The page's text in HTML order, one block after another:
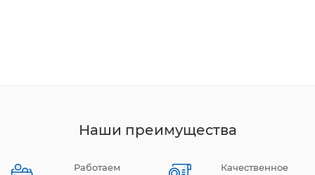
Наши преимущества
Работаем
Качественное